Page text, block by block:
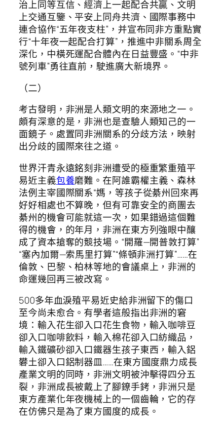
治上同等互信、經濟上一起配合共贏、文明
上交通互鑒、平安上同舟共濟、國際事務中
連合協作“五年夜支柱”，并宣布同非方重點實
行“十年夜一起配合打算”，推進中非關系周全
深化，中橫死運配合體內在日益豐盛。“中非
號列車”勇往直前，駛進廣大新境界。
（二）
考古發明，非洲是人類文明的來源地之一。
頗有深意的是，非洲也是查驗人類知己的一
面鏡子。處置同非洲關系的分歧方法，映射
出分歧的國際來往之道。
世界汗青永遠銘刻非洲遭受的極重繁重殖平
易近主義包養磨難。在阿誰霸權主義、森林
法例主宰國際關系“媽，等孩子從綦州回來再
好好相處也不算晚，但有可靠安全的商團去
綦州的機會可能就這一次，如果錯過這個難
得的機會，的年月，非洲在東方列強眼中釀
成了資本搶奪的競技場。“開羅—開普敦打算”
“塞內加爾—索馬里打算”“條頓非洲打算”……在
倫敦、巴黎、柏林等地的會議桌上，非洲的
命運幾回再三被改寫。
500多年血淚殖平易近史給非洲留下的傷口
至今尚未愈合。有學者這般指出非洲的窘
境：輸入花生卻入口花生食物，輸入咖啡豆
卻入口咖啡飲料，輸入棉花卻入口紡織品，
輸入鐵礦砂卻入口鐵器生孩子東西，輸入鋁
礬土卻入口鋁制器皿……在東方國度鼎力成長
產業文明的同時，非洲文明被沖擊得四分五
裂，非洲成長被戴上了腳鐐手銬，非洲只是
東方產業化年夜機械上的一個齒輪，它的存
在仿佛只是為了東方國度的成長。